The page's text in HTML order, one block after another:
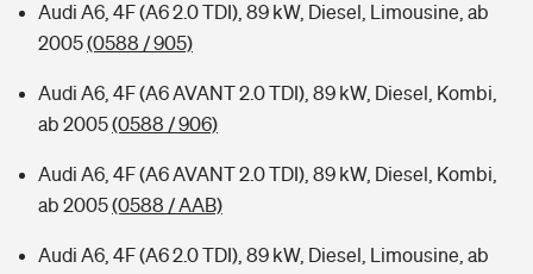
Audi A6, 4F (A6 2.0 TDI), 89 kW, Diesel, Limousine, ab
2005(0588 / 905)
Audi A6, 4F (A6 AVANT 2.0 TDI), 89 kW, Diesel, Kombi,
ab 2005(0588 / 906)
Audi A6, 4F (A6 AVANT 2.0 TDI), 89 kW, Diesel, Kombi,
ab 2005(0588 / AAB)
Audi A6, 4F (A6 2.0 TDI), 89 kW, Diesel, Limousine, ab